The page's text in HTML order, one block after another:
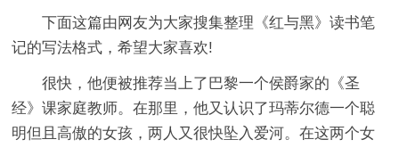
下面这篇由网友为大家搜集整理《红与黑》读书笔
记的写法格式，希望大家喜欢!
很快，他便被推荐当上了巴黎一个侯爵家的《圣
经》课家庭教师。在那里，他又认识了玛蒂尔德一个聪
明但且高傲的女孩，两人又很快坠入爱河。在这两个女